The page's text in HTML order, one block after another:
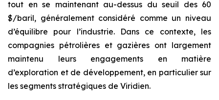
tout en se maintenant au-dessus du seuil des 60
$/baril, généralement considéré comme un niveau
d’équilibre pour l’industrie. Dans ce contexte, les
compagnies pétrolières et gazières ont largement
maintenu leurs engagements en matière
d’exploration et de développement, en particulier sur
les segments stratégiques de Viridien.